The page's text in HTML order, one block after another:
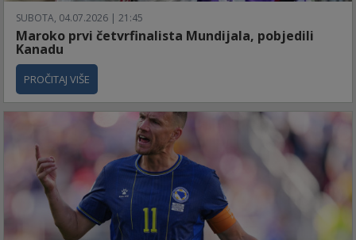
SUBOTA, 04.07.2026 | 21:45
Maroko prvi četvrfinalista Mundijala, pobjedili
Kanadu
PROČITAJ VIŠE